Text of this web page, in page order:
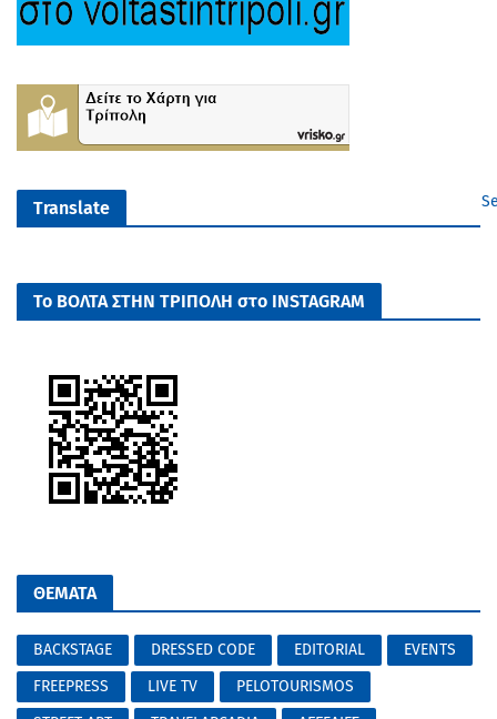
Translate
Το ΒΟΛΤΑ ΣΤΗΝ ΤΡΙΠΟΛΗ στο INSTAGRAM
ΘΕΜΑΤΑ
BACKSTAGE DRESSED CODE EDITORIAL
EVENTS
FREEPRESS
LIVE TV
PELOTOURISMOS